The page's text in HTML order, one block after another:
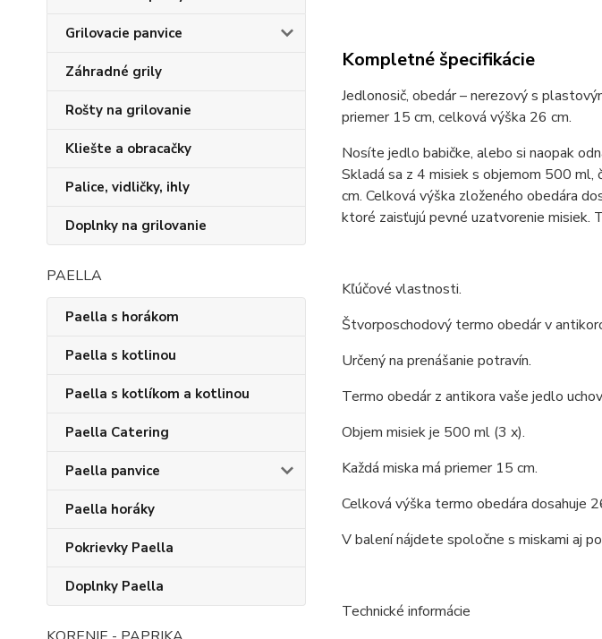
Grilovacie panvice
Záhradné grily
Rošty na grilovanie
Kliešte a obracačky
Palice, vidličky, ihly
Doplnky na grilovanie
PAELLA
Paella s horákom
Paella s kotlinou
Paella s kotlíkom a kotlinou
Paella Catering
Paella panvice
Paella horáky
Pokrievky Paella
Doplnky Paella
Kompletné špecifikácie
Jedlonosič, obedár – nerezový s
priemer 15 cm, celková výška 26 cm.
Nosíte jedlo babičke, alebo si naopak
Skladá sa z 4 misiek s objemom 500 ml,
cm. Celková výška zloženého obedára
ktoré zaisťujú pevné uzatvorenie misiek.
Kľúčové vlastnosti.
Štvorposchodový termo obedár v
Určený na prenášanie potravín.
Termo obedár z antikora vaše jedlo
Objem misiek je 500 ml (3 x).
Každá miska má priemer 15 cm.
Celková výška termo obedára dosahuje
V balení nájdete spoločne s miskami aj
Technické informácie